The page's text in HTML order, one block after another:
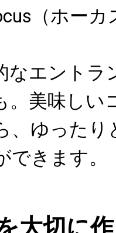
（ホー
なエントラ
。美味しい
、ゆったり
きます。